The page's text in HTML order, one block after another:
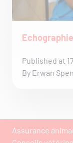
Published at
By Erwan
Assurance